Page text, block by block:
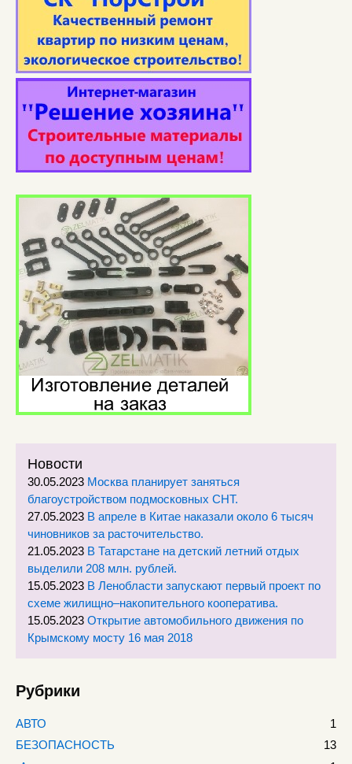
Новости
30.05.2023 Москва планирует заняться
благоустройством подмосковных СНТ.
27.05.2023 В апреле в Китае наказали около 6 тысяч
чиновников за расточительство.
21.05.2023 В Татарстане на детский летний отдых
выделили 208 млн. рублей.
15.05.2023 В Ленобласти запускают первый проект по
схеме жилищно–накопительного кооператива.
15.05.2023 Открытие автомобильного движения по
Крымскому мосту 16 мая 2018
Рубрики
АВТО
1
БЕЗОПАСНОСТЬ
13